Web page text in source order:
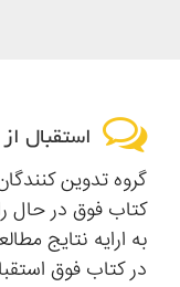
استقبال
گروه تدوین
کتاب فوق در حال
به ارایه نتایج
در کتاب فوق